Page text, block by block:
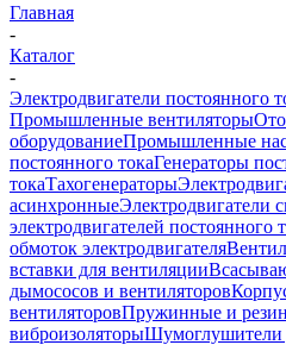
Главная
-
Каталог
-
Электродвигатели постоянного
Промышленные вентиляторы
оборудованиеПромышленные
постоянного токаГенераторы
токаТахогенераторы
асинхронныеЭлектродвигатели
электродвигателей постоянного
обмоток электродвигателя
вставки для вентиляции
дымососов и вентиляторов
вентиляторовПружинные и
виброизоляторыШумоглушители